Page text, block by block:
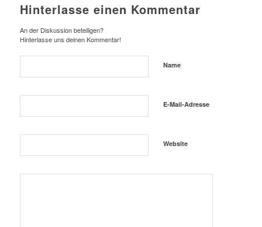
Hinterlasse einen Kommentar
An der Diskussion beteiligen?
Hinterlasse uns deinen Kommentar!
Name
E-Mail-Adresse
Website